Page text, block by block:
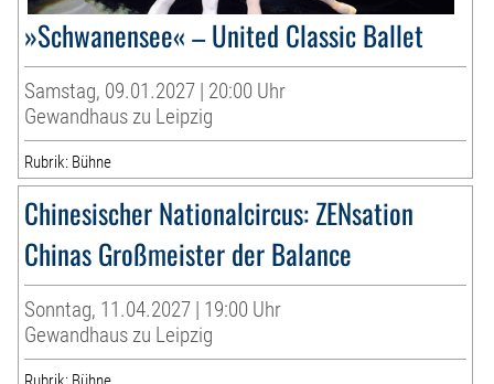
»Schwanensee« – United Classic Ballet
Samstag, 09.01.2027 | 20:00 Uhr
Gewandhaus zu Leipzig
Rubrik: Bühne
Chinesischer Nationalcircus: ZENsation
Chinas Großmeister der Balance
Sonntag, 11.04.2027 | 19:00 Uhr
Gewandhaus zu Leipzig